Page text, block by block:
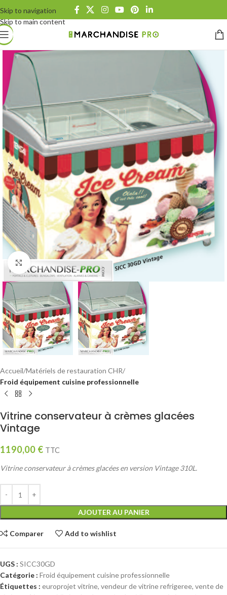
Skip to navigation
Skip to main content
Click to enlarge
Accueil Matériels de restauration CHR
Froid équipement cuisine professionnelle
Vitrine conservateur à crèmes glacées
Vintage
1190,00 € TTC
Vitrine conservateur à crèmes glacées en version Vintage 310L.
AJOUTER AU PANIER
Comparer Add to wishlist
UGS : SICC30GD
Catégorie : Froid équipement cuisine professionnelle
Étiquettes : europrojet vitrine, vendeur de vitrine refrigeree, vente de